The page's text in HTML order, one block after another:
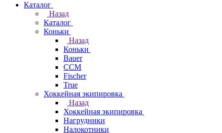
Каталог
Назад
Каталог
Коньки
Назад
Коньки
Bauer
CCM
Fischer
True
Хоккейная экипировка
Назад
Хоккейная экипировка
Нагрудники
Налокотники